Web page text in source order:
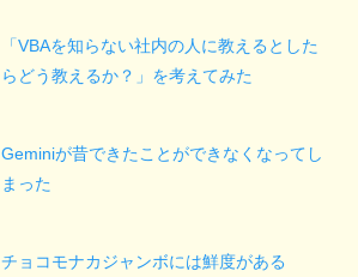
「VBAを知らない社内の人に教えるとした
らどう教えるか？」を考えてみた
Geminiが昔できたことができなくなってし
まった
チョコモナカジャンボには鮮度がある